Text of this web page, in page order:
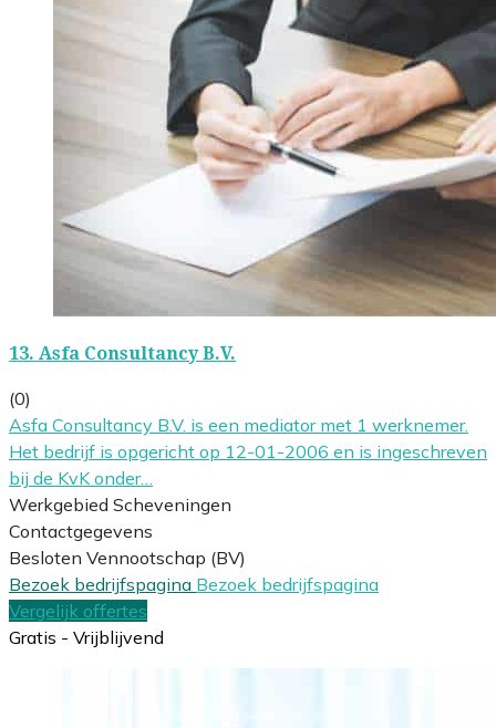
13. Asfa Consultancy B.V.
(0)
Asfa Consultancy B.V. is een mediator met 1 werknemer.
Het bedrijf is opgericht op 12-01-2006 en is ingeschreven
bij de KvK onder…
Werkgebied Scheveningen
Contactgegevens
Besloten Vennootschap (BV)
Bezoek bedrijfspagina Bezoek bedrijfspagina
Vergelijk offertes
Gratis - Vrijblijvend